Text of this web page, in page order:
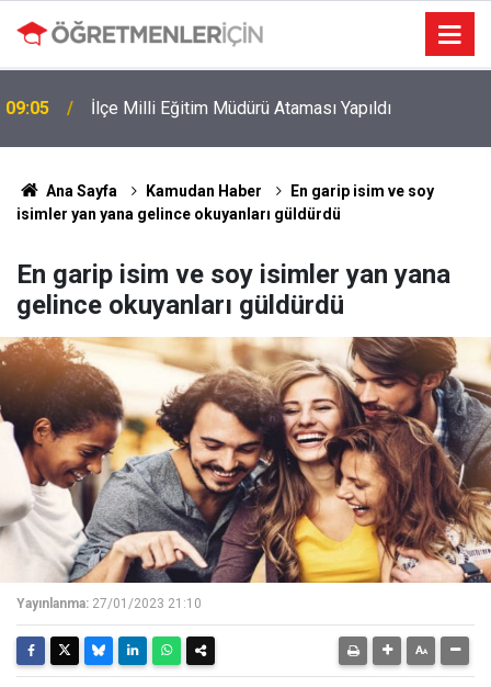
09:05 İlçe Milli Eğitim Müdürü Ataması Yapıldı
Ana Sayfa Kamudan Haber
En garip isim ve soy
isimler yan yana gelince okuyanları güldürdü
En garip isim ve soy isimler yan yana
gelince okuyanları güldürdü
Yayınlanma: 27/01/2023 21:10